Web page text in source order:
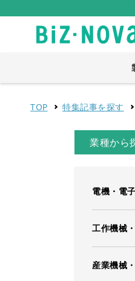
TOP 特集記事を探す
業種から
電機・電
工作機械
産業機械